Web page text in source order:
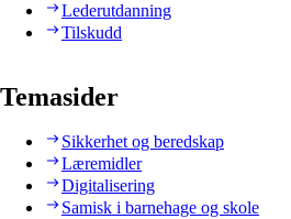
Lederutdanning
Tilskudd
Temasider
Sikkerhet og beredskap
Læremidler
Digitalisering
Samisk i barnehage og skole